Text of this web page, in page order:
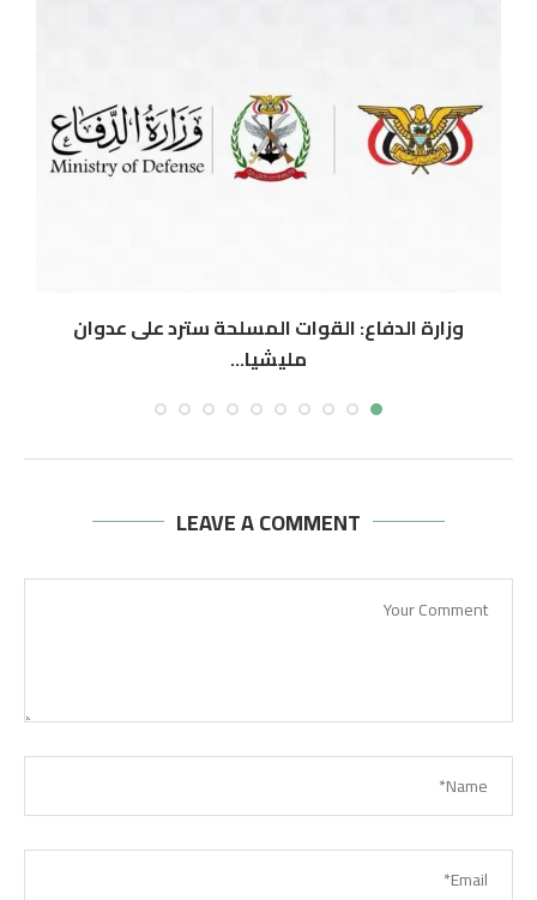
وزارة الدفاع: القوات المسلحة سترد على عدوان
مليشيا...
أغسطس 6, 2026
LEAVE A COMMENT